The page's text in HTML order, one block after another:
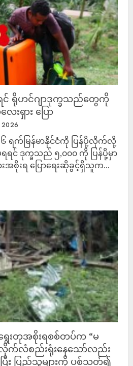
ရိုဟင်ဂျာဒုက္ခသည်တွေကို
းရှား ပြော
2026
ရက်မြန်မာနိုင်ငံကို ပြန်ပို့လိုက်လို့
င် ဒုက္ခသည် ၅,၀၀၀ ကို ပြန်ပို့မှာ
စိုးရ ပြောရေးဆိုခွင့်ရှိသူက...
းတုအစိုးရစစ်တပ်က “မ
လိုက်လံစည်းရုံးနေသော်လည်း
ပြီး ပြည်သူများကို ပစ်သတ်၍